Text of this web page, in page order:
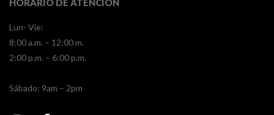
Lun- Vie:
8:00 a.m. – 12:00 m.
2:00 p.m. – 6:00 p.m.
​​Sábado: 9am – 2pm